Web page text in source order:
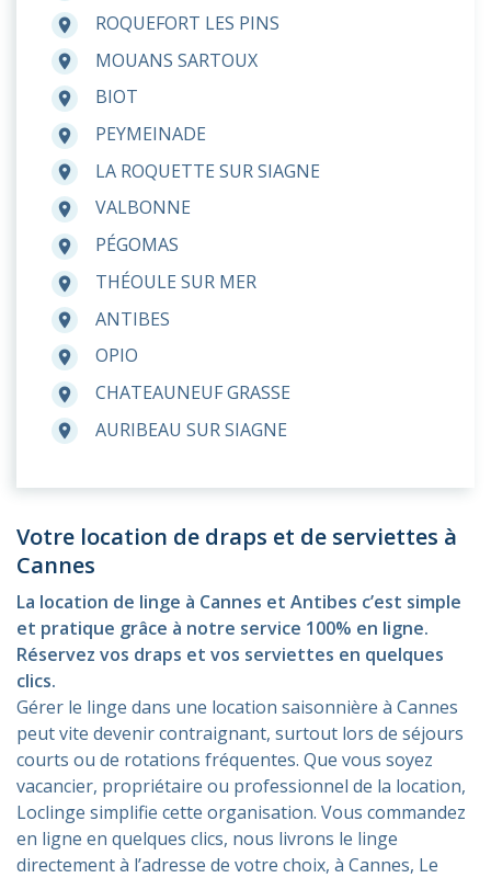
room ROQUEFORT LES PINS
room MOUANS SARTOUX
room BIOT
room PEYMEINADE
room LA ROQUETTE SUR SIAGNE
room VALBONNE
room PÉGOMAS
room THÉOULE SUR MER
room ANTIBES
room OPIO
room CHATEAUNEUF GRASSE
room AURIBEAU SUR SIAGNE
Votre location de draps et de serviettes à
Cannes
La location de linge à Cannes et Antibes c’est simple
et pratique grâce à notre service 100% en ligne.
Réservez vos draps et vos serviettes en quelques
clics.
Gérer le linge dans une location saisonnière à Cannes
peut vite devenir contraignant, surtout lors de séjours
courts ou de rotations fréquentes. Que vous soyez
vacancier, propriétaire ou professionnel de la location,
Loclinge simplifie cette organisation. Vous commandez
en ligne en quelques clics, nous livrons le linge
directement à l’adresse de votre choix, à Cannes, Le